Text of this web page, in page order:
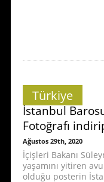
Türkiye
İstanbul
Fotoğrafı
Ağustos 29th, 2020
İçişleri Bakanı
yaşamını yitiren
olduğu posterin